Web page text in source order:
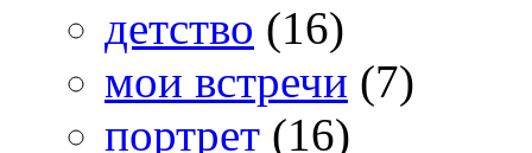
детство (16)
мои встречи (7)
портрет (16)